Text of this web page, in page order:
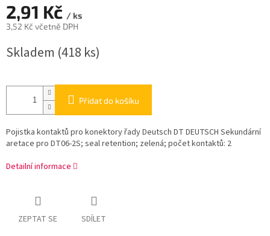
2,91 Kč / ks
3,52 Kč včetně DPH
cena:
Skladem (418 ks)
Přidat do košíku
Pojistka kontaktů pro konektory řady Deutsch DT DEUTSCH Sekundární
aretace pro DT06-2S; seal retention; zelená; počet kontaktů: 2
Detailní informace
ZEPTAT SE SDÍLET